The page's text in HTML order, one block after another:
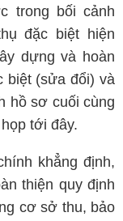
trong bối cảnh
đặc biệt hiện
dựng và hoàn
biệt (sửa đổi) và
hồ sơ cuối cùng
tới đây.
khẳng định,
thiện quy định
cơ sở thu, bảo